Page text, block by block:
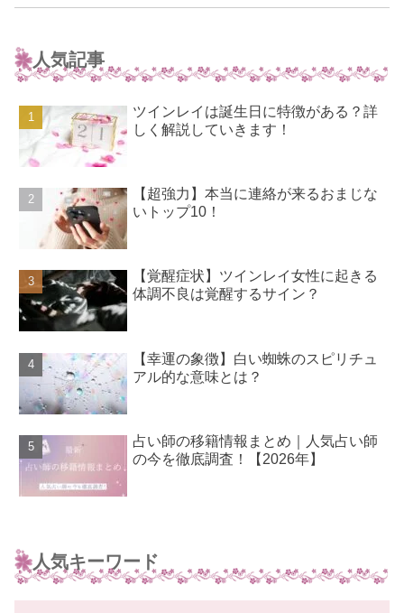
人気記事
ツインレイは誕生日に特徴がある？詳
しく解説していきます！
【超強力】本当に連絡が来るおまじな
いトップ10！
【覚醒症状】ツインレイ女性に起きる
体調不良は覚醒するサイン？
【幸運の象徴】白い蜘蛛のスピリチュ
アル的な意味とは？
占い師の移籍情報まとめ｜人気占い師
の今を徹底調査！【2026年】
人気キーワード